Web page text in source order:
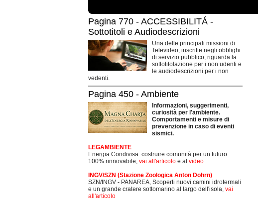
Pagina 770 - ACCESSIBILITÁ -
Sottotitoli e Audiodescrizioni
Una delle principali missioni di
Televideo, inscritte negli obblighi
di servizio pubblico, riguarda la
sottotitolazione per i non udenti e
le audiodescrizioni per i non
vedenti.
Pagina 450 - Ambiente
Informazioni, suggerimenti,
curiosità per l'ambiente.
Comportamenti e misure di
prevenzione in caso di eventi
sismici.
LEGAMBIENTE
Energia Condivisa: costruire comunità per un futuro
100% rinnovabile, vai all'articolo e al video
INGV/SZN (Stazione Zoologica Anton Dohrn)
SZN/INGV - PANAREA, Scoperti nuovi camini idrotermali
e un grande cratere sottomarino al largo dell'isola, vai
all'articolo